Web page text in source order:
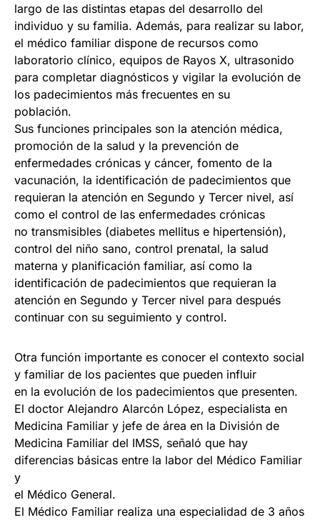
largo de las distintas etapas del desarrollo del
individuo y su familia. Además, para realizar su labor,
el médico familiar dispone de recursos como
laboratorio clínico, equipos de Rayos X, ultrasonido
para completar diagnósticos y vigilar la evolución de
los padecimientos más frecuentes en su
población.
Sus funciones principales son la atención médica,
promoción de la salud y la prevención de
enfermedades crónicas y cáncer, fomento de la
vacunación, la identificación de padecimientos que
requieran la atención en Segundo y Tercer nivel, así
como el control de las enfermedades crónicas
no transmisibles (diabetes mellitus e hipertensión),
control del niño sano, control prenatal, la salud
materna y planificación familiar, así como la
identificación de padecimientos que requieran la
atención en Segundo y Tercer nivel para después
continuar con su seguimiento y control.
Otra función importante es conocer el contexto social
y familiar de los pacientes que pueden influir
en la evolución de los padecimientos que presenten.
El doctor Alejandro Alarcón López, especialista en
Medicina Familiar y jefe de área en la División de
Medicina Familiar del IMSS, señaló que hay
diferencias básicas entre la labor del Médico Familiar
y
el Médico General.
El Médico Familiar realiza una especialidad de 3 años